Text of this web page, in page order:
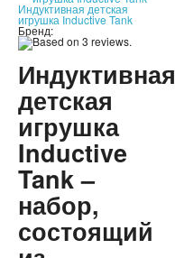
Индуктивная детская
игрушка Inductive Tank
Бренд:
Индуктивная
детская
игрушка
Inductive
Tank –
набор,
состоящий